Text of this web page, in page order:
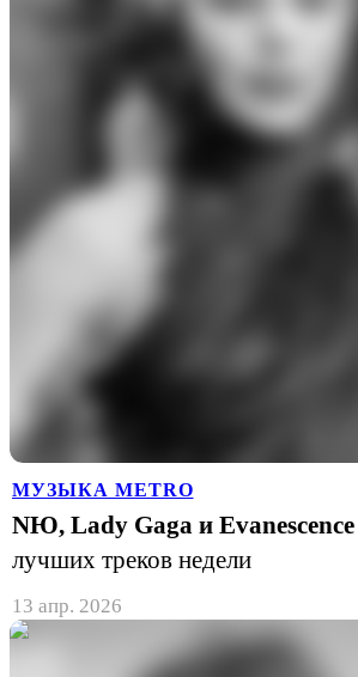
МУЗЫКА METRO
NЮ, Lady Gaga и Evanescence
лучших треков недели
13 апр. 2026